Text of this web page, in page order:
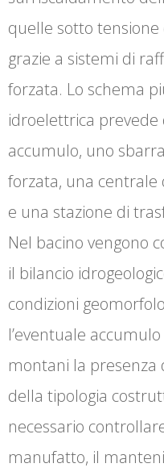
quelle sotto tensione
grazie a sistemi di
forzata. Lo schema
idroelettrica
accumulo, uno
forzata, una centrale
e una stazione di
Nel bacino vengono
il bilancio
condizioni
l’eventuale
montani la presenza
della tipologia
necessario
manufatto, il